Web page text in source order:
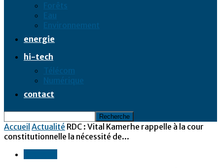
Forêts
Eau
Environnement
energie
hi-tech
Télécom
Numérique
contact
Accueil Actualité RDC : Vital Kamerhe rappelle à la cour
constitutionnelle la nécessité de...